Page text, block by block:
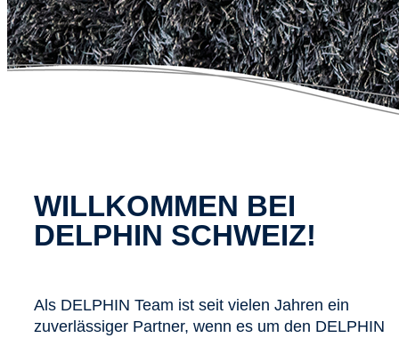
WILLKOMMEN BEI
DELPHIN SCHWEIZ!
Als DELPHIN Team ist seit vielen Jahren ein
zuverlässiger Partner, wenn es um den DELPHIN